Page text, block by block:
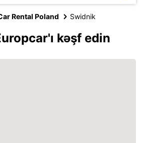
Rental Poland Swidnik
kəşf edin